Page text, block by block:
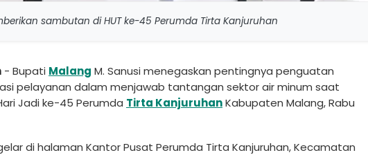
sambutan di HUT ke-45 Perumda Tirta Kanjuruhan
- Bupati Malang M. Sanusi menegaskan pentingnya penguatan
pelayanan dalam menjawab tantangan sektor air minum saat
Jadi ke-45 Perumda Tirta KanjuruhanKabupaten Malang, Rabu
di halaman Kantor Pusat Perumda Tirta Kanjuruhan, Kecamatan